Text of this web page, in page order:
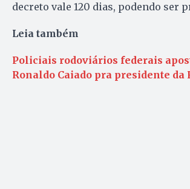
decreto vale 120 dias, podendo ser
Leia também
Policiais rodoviários federais
Ronaldo Caiado pra presidente da